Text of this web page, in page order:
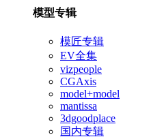
模型专辑
模匠专辑
EV全集
vizpeople
CGAxis
model+model
mantissa
3dgoodplace
国内专辑